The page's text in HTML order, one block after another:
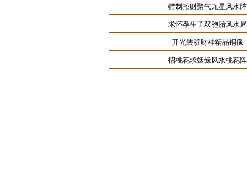
特制招财聚气九星风水阵
求怀孕生子双胞胎风水局
开光装脏财神精品铜像
招桃花求姻缘风水桃花阵